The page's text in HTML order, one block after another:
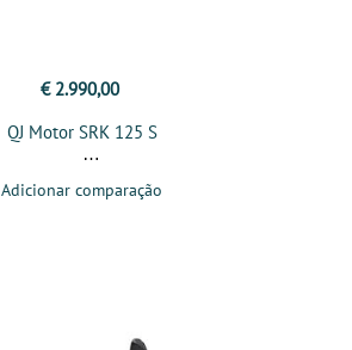
€ 2.990,00
QJ Motor SRK 125 S
Adicionar comparação